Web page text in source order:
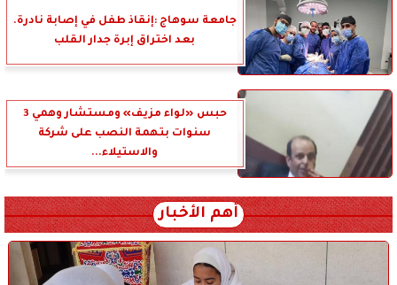
جامعة سوهاج :إنقاذ طفل في إصابة نادرة.
بعد اختراق إبرة جدار القلب
حبس «لواء مزيف» ومستشار وهمي 3
سنوات بتهمة النصب على شركة
والاستيلاء...
أهم الأخبار